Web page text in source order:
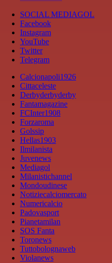
SOCIAL MEDIAGOL
Facebook
Instagram
YouTube
Twitter
Telegram
Calcionapoli1926
Cittaceleste
Derbyderbyderby
Fantamagazine
FCInter1908
Forzaroma
Golssip
Hellas1903
Ilmilanista
Juvenews
Mediagol
Milanistichannel
Mondoudinese
Notiziecalciomercato
Numericalcio
Padovasport
Pianetamilan
SOS Fanta
Toronews
Tuttobolognaweb
Violanews